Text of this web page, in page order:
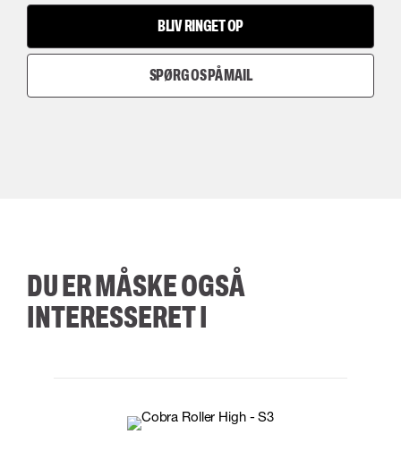
BLIV RINGET OP
SPØRG OS PÅ MAIL
DU ER MÅSKE OGSÅ
INTERESSERET I
38